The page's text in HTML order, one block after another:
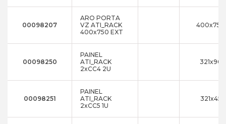
00098207
ARO PORTA
VZ ATI_RACK
400x750 EXT
400x750
00098250
PAINEL
ATI_RACK
2xCC4 2U
321x90
00098251
PAINEL
ATI_RACK
2xCC5 1U
321x45